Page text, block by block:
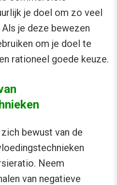
je doel om zo veel
je deze bewezen
om je doel te
rationeel goede keuze.
bewust van de
Neem
van negatieve